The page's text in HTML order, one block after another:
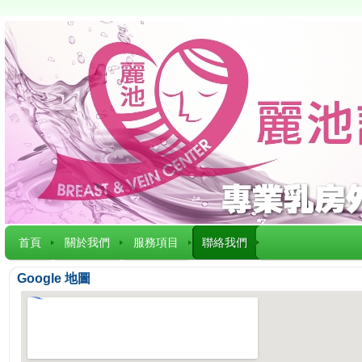
首頁 關於我們 服務項目 聯絡我們
Google 地圖